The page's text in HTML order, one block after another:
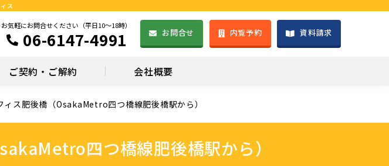
ス
お気軽にお問合せください（平日10～18時）
06-6147-4991 お問合せ 内覧予約 資料請求
ご契約・ご解約 会社概要
ィス肥後橋（OsakaMetro四つ橋線肥後橋駅から）
四つ橋線肥後橋駅から）